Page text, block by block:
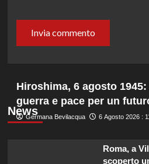
News
Hiroshima, 6 agosto
guerra e pace per un
Germana Bevilacqua 6 Agosto 2026 :
Roma, a
scoperto